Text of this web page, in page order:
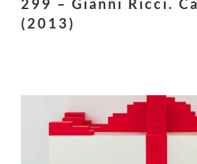
299 – Gianni Ricci.
(2013)